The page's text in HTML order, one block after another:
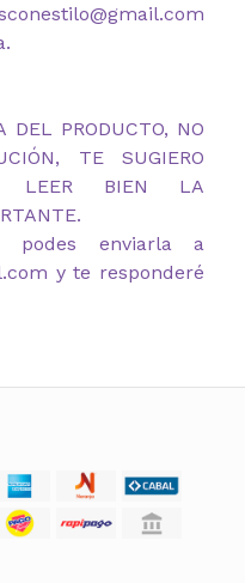
DEL PRODUCTO, NO
TE SUGIERO
LEER BIEN LA
podes enviarla a
y te responderé